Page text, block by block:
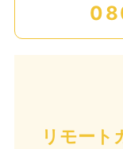
リモート